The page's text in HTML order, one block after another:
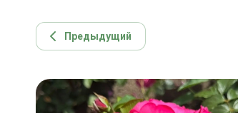
Предыдущий